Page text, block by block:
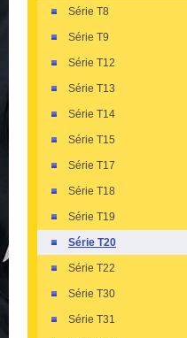
Série T8
Série T9
Série T12
Série T13
Série T14
Série T15
Série T17
Série T18
Série T19
Série T20
Série T22
Série T30
Série T31